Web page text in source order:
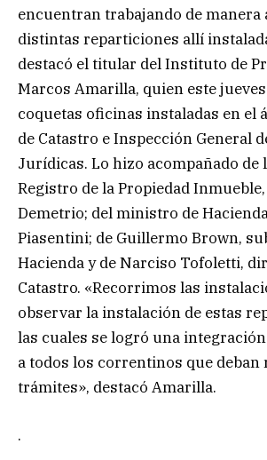
encuentran trabajando de manera
distintas reparticiones allí
destacó el titular del Instituto de
Marcos Amarilla, quien este
coquetas oficinas instaladas en el
de Catastro e Inspección General
Jurídicas. Lo hizo acompañado de
Registro de la Propiedad
Demetrio; del ministro de
Piasentini; de Guillermo Brown,
Hacienda y de Narciso Tofoletti,
Catastro. «Recorrimos las
observar la instalación de estas
las cuales se logró una
a todos los correntinos que deban
trámites», destacó Amarilla.
.